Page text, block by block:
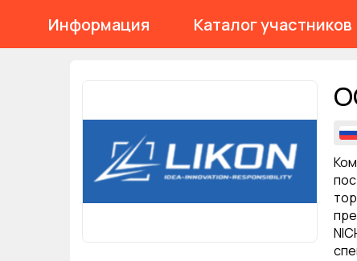
Информация Каталог участников